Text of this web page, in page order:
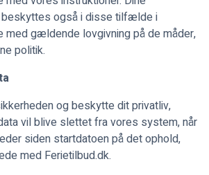
også i disse tilfælde i
gældende lovgivning på de måder,
politik.
og beskytte dit privatliv,
vil blive slettet fra vores system, når
siden startdatoen på det ophold,
med Ferietilbud.dk.